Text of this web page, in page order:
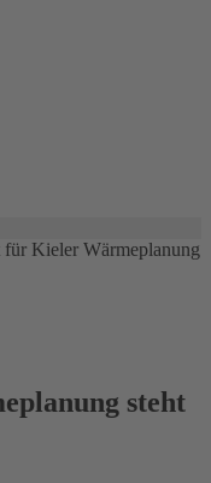
für Kieler Wärmeplanung
steht